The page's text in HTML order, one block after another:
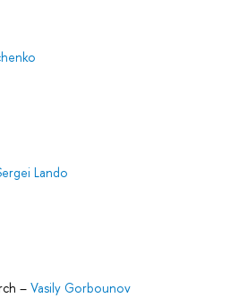
Lando
– Vasily Gorbounov